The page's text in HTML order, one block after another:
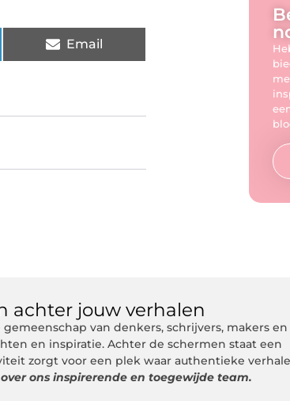
Email
achter jouw verhalen
van denkers, schrijvers, makers en
en inspiratie. Achter de schermen staat een
zorgt voor een plek waar authentieke
ons inspirerende en toegewijde team.